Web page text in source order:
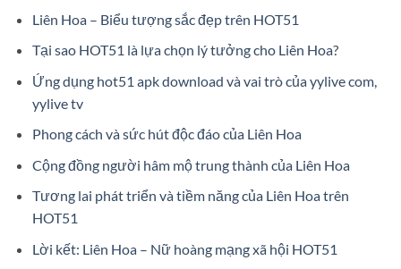
Liên Hoa – Biểu tượng sắc đẹp trên HOT51
Tại sao HOT51 là lựa chọn lý tưởng cho Liên Hoa?
Ứng dụng hot51 apk download và vai trò của yylive com,
yylive tv
Phong cách và sức hút độc đáo của Liên Hoa
Cộng đồng người hâm mộ trung thành của Liên Hoa
Tương lai phát triển và tiềm năng của Liên Hoa trên
HOT51
Lời kết: Liên Hoa – Nữ hoàng mạng xã hội HOT51